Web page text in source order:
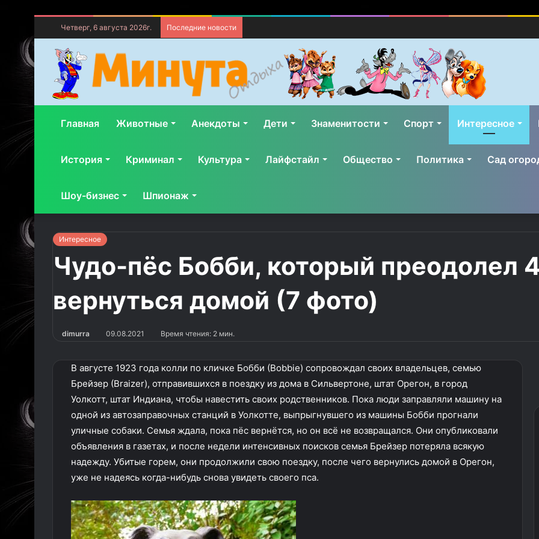
Четверг, 6 августа 2026г. Последние новости
Главная Животные Анекдоты Дети Знаменитости Спорт Интересное
История Криминал Культура Лайфстайл Общество Политика Сад
Шоу-бизнес Шпионаж
Интересное
Чудо-пёс Бобби, который преодолел
вернуться домой (7 фото)
dimurra 09.08.2021 Время чтения: 2 мин.
В августе 1923 года колли по кличке Бобби (Bobbie) сопровождал своих владельцев, семью
Брейзер (Braizer), отправившихся в поездку из дома в Сильвертоне, штат Орегон, в город
Уолкотт, штат Индиана, чтобы навестить своих родственников. Пока люди заправляли машину на
одной из автозаправочных станций в Уолкотте, выпрыгнувшего из машины Бобби прогнали
уличные собаки. Семья ждала, пока пёс вернётся, но он всё не возвращался. Они опубликовали
объявления в газетах, и после недели интенсивных поисков семья Брейзер потеряла всякую
надежду. Убитые горем, они продолжили свою поездку, после чего вернулись домой в Орегон,
уже не надеясь когда-нибудь снова увидеть своего пса.